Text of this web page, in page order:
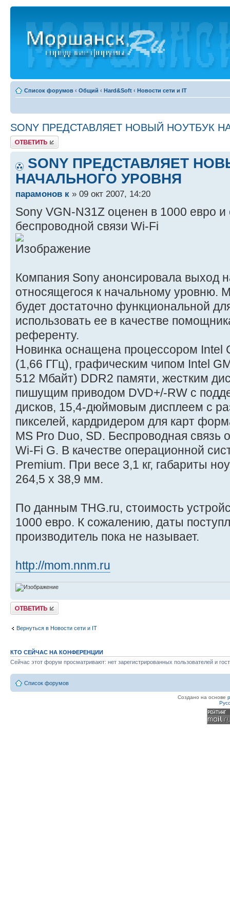
Список форумов ‹ Общий ‹ Hard&Soft ‹ Новости сети и IT
SONY ПРЕДСТАВЛЯЕТ НОВЫЙ НОУТБУК
Ответить
SONY ПРЕДСТАВЛЯЕТ
НАЧАЛЬНОГО УРОВНЯ
парамонов к » 09 окт 2007, 14:20
Sony VGN-N31Z оценен в 1000 евро
беспроводной связи Wi-Fi
Компания Sony анонсировала выход
относящегося к начальному уровню.
будет достаточно функциональной
использовать ее в качестве
референту.
Новинка оснащена процессором Intel
(1,66 ГГц), графическим чипом Intel
512 Мбайт) DDR2 памяти, жестким
пишущим приводом DVD+/-RW с
дисков, 15,4-дюймовым дисплеем с
пикселей, кардридером для карт
MS Pro Duo, SD. Беспроводная связь
Wi-Fi G. В качестве операционной
Premium. При весе 3,1 кг, габариты
264,5 x 38,9 мм.
По данным THG.ru, стоимость
1000 евро. К сожалению, даты
производитель пока не называет.
http://mom.nnm.ru
Ответить
Вернуться в Новости сети и IT
КТО СЕЙЧАС НА КОНФЕРЕНЦИИ
Сейчас этот форум просматривают: нет зарегистрированных пользователей и
Список форумов
Создано на основе